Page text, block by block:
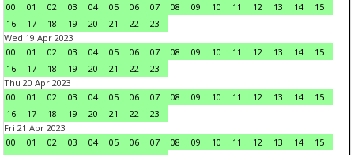
00
01 02 03 04 05 06 07 08 09 10 11 12 13 14
15
16
17 18 19 20 21 22
23
Wed 19 Apr 2023
00
01 02 03 04 05 06 07 08 09 10 11 12 13 14
15
16
17 18 19 20 21 22
23
Thu 20 Apr 2023
00
01 02 03 04 05 06 07 08 09 10 11 12 13 14
15
16
17 18 19 20 21 22
23
Fri 21 Apr 2023
00
01 02 03 04 05 06 07 08 09 10 11 12 13 14
15